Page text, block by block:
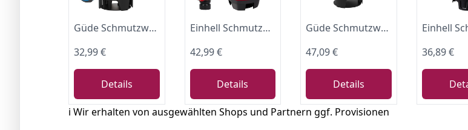
Güde Schmutzwassertauchpumpe GS 4002 P (400 W, 7500 l/h, Förderhöhe max 5 m, Eintauchtiefe max 4 m, Noryllaufrad, 10 m Anschlusskabel, variabel einstellbarer Schwimmerschalter, Thermoschutz)
32,99 €
Details
Einhell Schmutzwasserpumpe GC-DP 7835
42,99 €
Details
Güde Schmutzwassertauchpumpe GS 1103 PI (1100 W, Fördervolumen: 20.000 l/h, max. Förderhöhe: 8 m, max. Eintauchtiefe: 7 m, Laufrad aus Noryl, Edelstahlmantel & -welle, Thermoschutz, Schwimmerschalter)
47,09 €
Details
36,89 €
ℹ️ Wir erhalten von ausgewählten Shops und Partnern ggf. Provisionen